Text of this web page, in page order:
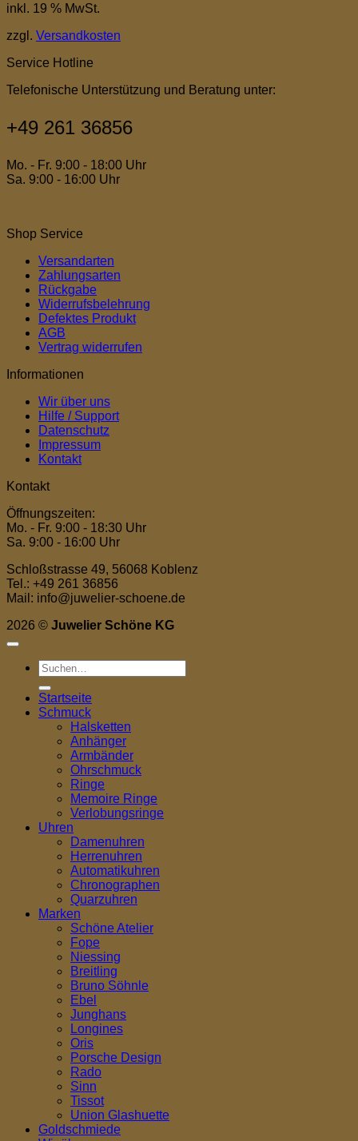
inkl. 19 % MwSt.
zzgl. Versandkosten
Service Hotline
Telefonische Unterstützung und Beratung unter:
+49 261 36856
Mo. - Fr. 9:00 - 18:00 Uhr
Sa. 9:00 - 16:00 Uhr
Shop Service
Versandarten
Zahlungsarten
Rückgabe
Widerrufsbelehrung
Defektes Produkt
AGB
Vertrag widerrufen
Informationen
Wir über uns
Hilfe / Support
Datenschutz
Impressum
Kontakt
Kontakt
Öffnungszeiten:
Mo. - Fr. 9:00 - 18:30 Uhr
Sa. 9:00 - 16:00 Uhr
Schloßstrasse 49, 56068 Koblenz
Tel.: +49 261 36856
Mail: info@juwelier-schoene.de
2026 © Juwelier Schöne KG
Suchen
nach:
Startseite
Schmuck
Halsketten
Anhänger
Armbänder
Ohrschmuck
Ringe
Memoire Ringe
Verlobungsringe
Uhren
Damenuhren
Herrenuhren
Automatikuhren
Chronographen
Quarzuhren
Marken
Schöne Atelier
Fope
Niessing
Breitling
Bruno Söhnle
Ebel
Junghans
Longines
Oris
Porsche Design
Rado
Sinn
Tissot
Union Glashuette
Goldschmiede